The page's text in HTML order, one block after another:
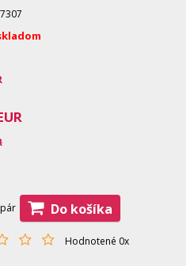
pár Do košíka
Hodnotené 0x